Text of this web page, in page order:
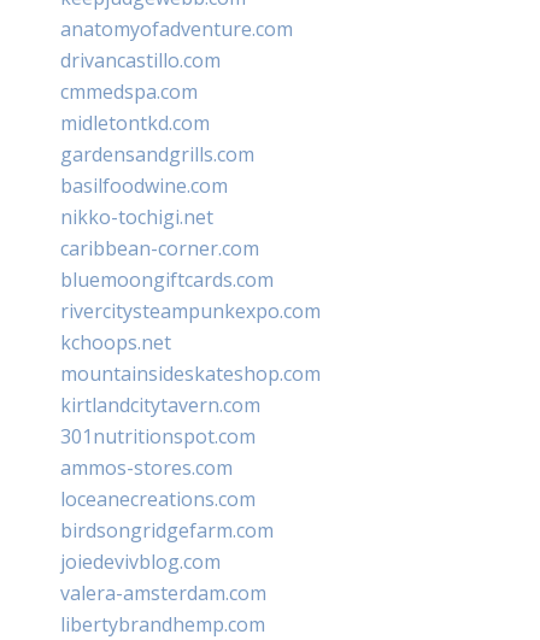
anatomyofadventure.com
drivancastillo.com
cmmedspa.com
midletontkd.com
gardensandgrills.com
basilfoodwine.com
nikko-tochigi.net
caribbean-corner.com
bluemoongiftcards.com
rivercitysteampunkexpo.com
kchoops.net
mountainsideskateshop.com
kirtlandcitytavern.com
301nutritionspot.com
ammos-stores.com
loceanecreations.com
birdsongridgefarm.com
joiedevivblog.com
valera-amsterdam.com
libertybrandhemp.com